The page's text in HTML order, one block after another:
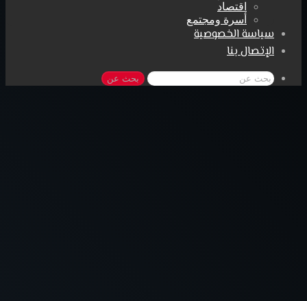
اقتصاد
أسرة ومجتمع
سياسة الخصوصية
الإتصال بنا
بحث عن